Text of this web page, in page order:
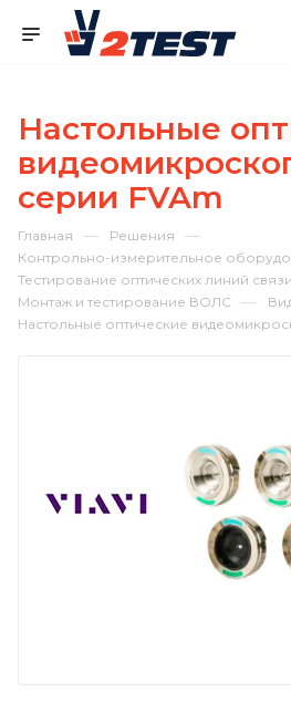
Настольные
серии FVAm
Главная — Решения —
Контрольно-измерительное
Тестирование оптических линий связи
Монтаж и тестирование ВОЛС —
Настольные оптические